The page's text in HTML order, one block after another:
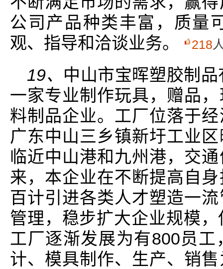
公司产品种类丰富，质量
观、指导和洽谈业务。
218
19、 中山市宝晖塑胶制
一家专业制作玩具，赠品
料制品企业。工厂位落于
广东中山三乡镇新圩工业
临近中山港和九州港，交
来，本企业在不断提高自
百计引进各类人才塑造一
管理，稳步扩大企业规模
工厂逐渐发展为有800员
计、模具制作、生产、销